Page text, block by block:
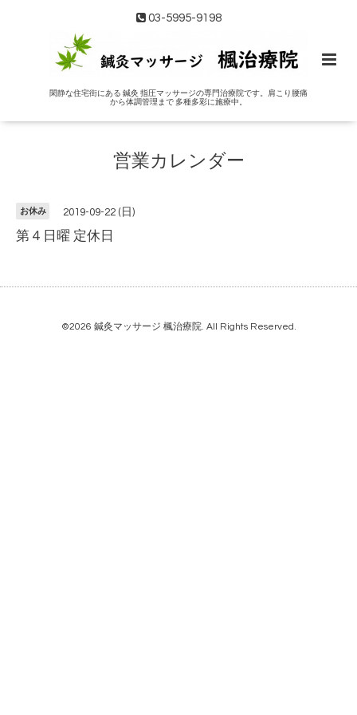
03-5995-9198
閑静な住宅街にある 鍼灸 指圧マッサージの専門治療院です。肩こり腰痛
から体調管理まで 多種多彩に施療中。
営業カレンダー
お休み 2019-09-22 (日)
第４日曜 定休日
©2026 鍼灸マッサージ 楓治療院. All Rights Reserved.